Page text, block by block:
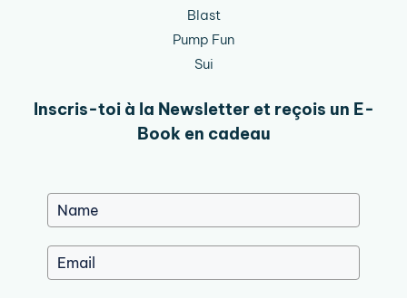
Blast
Pump Fun
Sui
Inscris-toi à la Newsletter et reçois un E-
Book en cadeau